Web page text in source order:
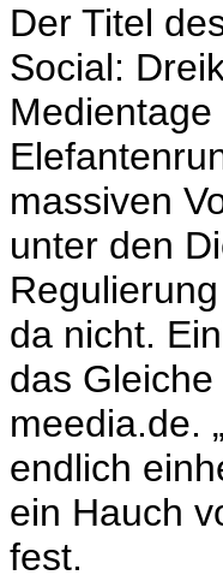
Der Titel
Social:
massiven
unter den
da nicht.
das
meedia.de.
endlich
ein Hauch
fest.